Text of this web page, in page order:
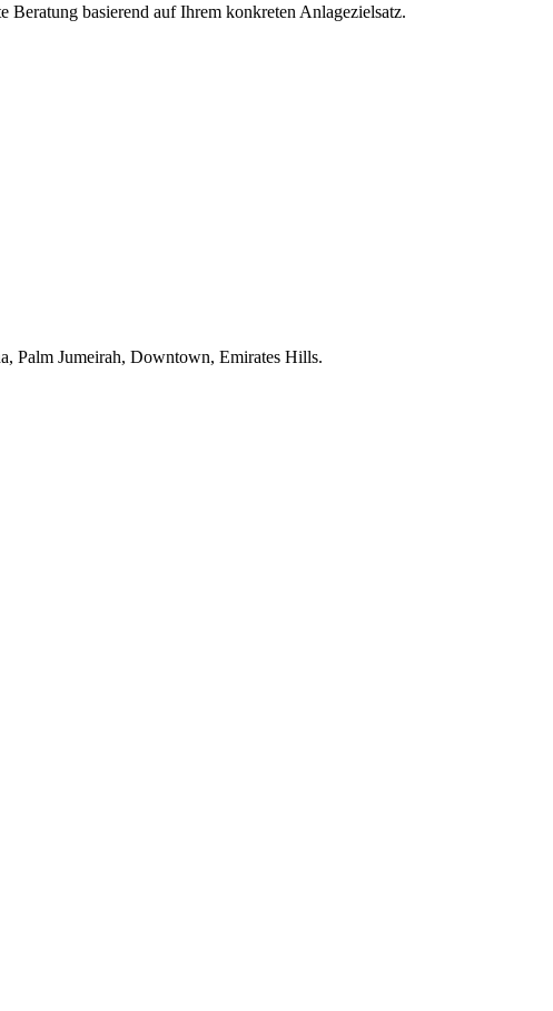
basierend auf Ihrem konkreten Anlagezielsatz.
Palm Jumeirah, Downtown, Emirates Hills.